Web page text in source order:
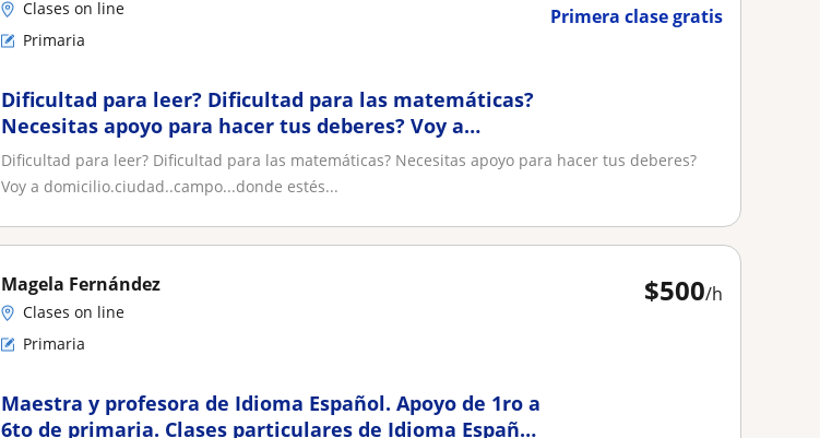
Primera clase gratis
Clases on line
Primaria
Dificultad para leer? Dificultad para las matemáticas?
Necesitas apoyo para hacer tus deberes? Voy a
po...donde estés allí voy 🙂
Dificultad para leer? Dificultad para las matemáticas? Necesitas apoyo para hacer tus deberes?
Voy a domicilio.ciudad..campo...donde estés...
$500/h
Magela Fernández
Clases on line
Primaria
Maestra y profesora de Idioma Español. Apoyo de 1ro a
6to de primaria. Clases particulares de Idioma Español